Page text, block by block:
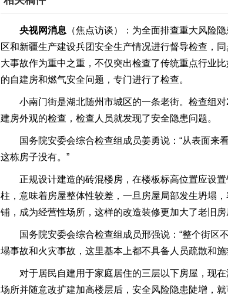
央视网消息 （焦点访谈）：为全面排查重大风险
区和新疆生产建设兵团安全生产情况进行督导检查，
大事故作为重中之重，不仅突出检查了传统重点行业
的自建房和燃气安全问题，专门进行了检查。
小南门街是湖北随州市城区的一条老街。检查组
建房外观的检查，检查人员就发现了安全隐患问题。
国务院安委会综合检查组成员姜勇说：“从表面来
这栋房子没有。”
正规设计建造的砖混楼房，在楼板标高位置应设
柱，意味着房屋整体性较差，一旦房屋局部发生坍塌
铺，成为经营性场所，这样的改造装修更加大了老旧房
国务院安委会综合检查组成员邢强说：“整个街
塌事故和火灾事故，这里基本上都不具备人员疏散和施
对于居民自建用于家庭居住的三层以下房屋，现
场所并随意改扩建加高楼层后，安全风险隐患陡增，就